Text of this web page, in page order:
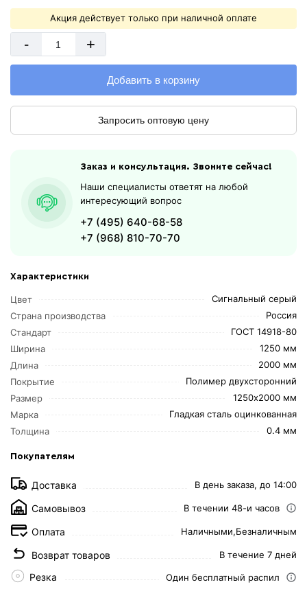
Характеристики
Цвет
Сигнальный серый
Страна производства
Россия
Стандарт
ГОСТ 14918-80
Ширина
1250 мм
Длина
2000 мм
Покрытие
Полимер двухсторонний
Размер
1250х2000 мм
Марка
Гладкая сталь оцинкованная
Толщина
0.4 мм
Покупателям
Доставка В день заказа, до 14:00
Самовывоз В течении 48-и часов
Оплата Наличными,Безналичным
Возврат товаров В течение 7 дней
Резка Один бесплатный распил
Акция действует только при наличной оплате
- +
Добавить в корзину
Запросить оптовую цену
Заказ и консультация. Звоните сейчас!
Наши специалисты ответят на любой
интересующий вопрос
+7 (495) 640-68-58
+7 (968) 810-70-70